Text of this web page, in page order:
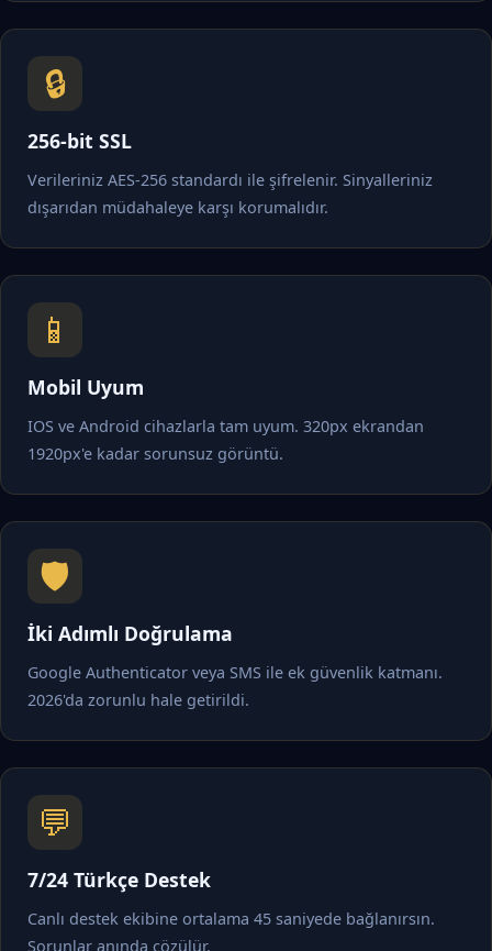
🔒
256-bit SSL
Verileriniz AES-256 standardı ile şifrelenir. Sinyalleriniz
dışarıdan müdahaleye karşı korumalıdır.
📱
Mobil Uyum
IOS ve Android cihazlarla tam uyum. 320px ekrandan
1920px'e kadar sorunsuz görüntü.
🛡️
İki Adımlı Doğrulama
Google Authenticator veya SMS ile ek güvenlik katmanı.
2026'da zorunlu hale getirildi.
💬
7/24 Türkçe Destek
Canlı destek ekibine ortalama 45 saniyede bağlanırsın.
Sorunlar anında çözülür.